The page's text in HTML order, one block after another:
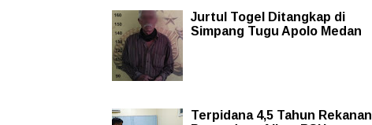
Jurtul Togel Ditangkap di
Simpang Tugu Apolo Medan
Terpidana 4,5 Tahun Rekanan